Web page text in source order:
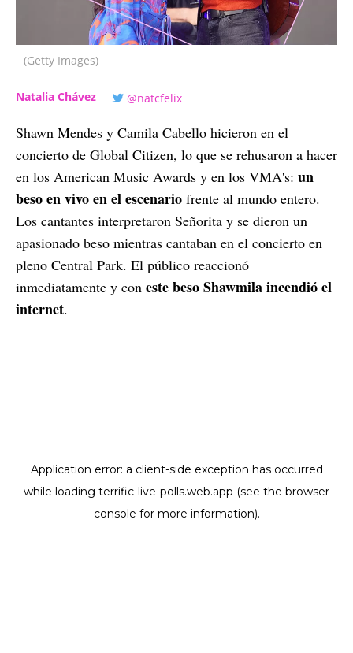
(Getty Images)
Natalia Chávez @natcfelix
Shawn Mendes y Camila Cabello hicieron en el
concierto de Global Citizen, lo que se rehusaron a hacer
en los American Music Awards y en los VMA's: un
beso en vivo en el escenario frente al mundo entero.
Los cantantes interpretaron Señorita y se dieron un
apasionado beso mientras cantaban en el concierto en
pleno Central Park. El público reaccionó
inmediatamente y con este beso Shawmila incendió el
internet.